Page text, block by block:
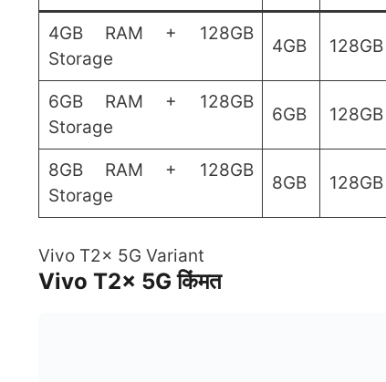
4GB RAM + 128GB
Storage
4GB 128GB
6GB RAM + 128GB
Storage
6GB 128GB
8GB RAM + 128GB
Storage
8GB 128GB
Vivo T2x 5G Variant
Vivo T2x 5G किंमत